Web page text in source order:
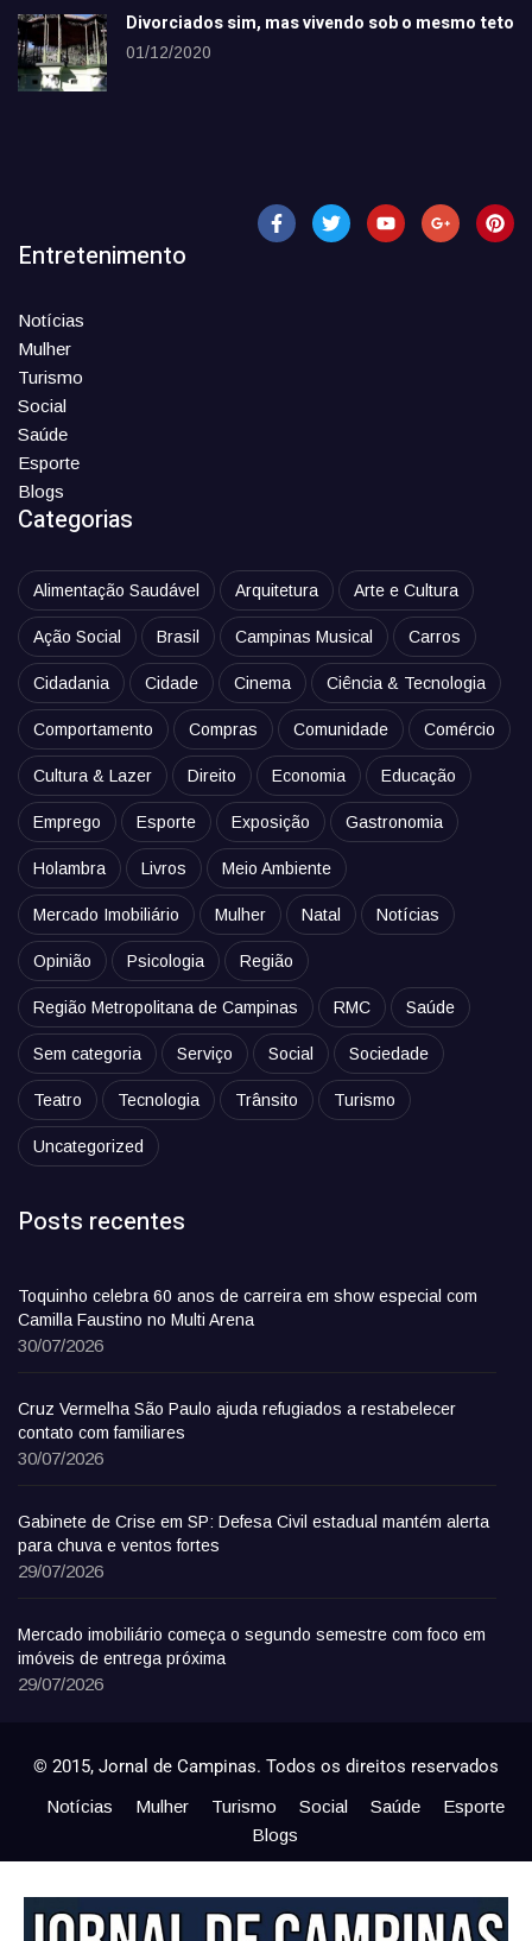
Divorciados sim, mas vivendo sob o mesmo teto
01/12/2020
Entretenimento
Notícias
Mulher
Turismo
Social
Saúde
Esporte
Blogs
Categorias
Alimentação Saudável Arquitetura Arte e Cultura
Ação Social Brasil Campinas Musical Carros
Cidadania Cidade Cinema Ciência & Tecnologia
Comportamento Compras Comunidade Comércio
Cultura & Lazer Direito Economia Educação
Emprego Esporte Exposição Gastronomia
Holambra Livros Meio Ambiente
Mercado Imobiliário Mulher Natal Notícias
Opinião Psicologia Região
Região Metropolitana de Campinas RMC Saúde
Sem categoria Serviço Social Sociedade
Teatro Tecnologia Trânsito Turismo
Uncategorized
Posts recentes
Toquinho celebra 60 anos de carreira em show especial com
Camilla Faustino no Multi Arena
30/07/2026
Cruz Vermelha São Paulo ajuda refugiados a restabelecer
contato com familiares
30/07/2026
Gabinete de Crise em SP: Defesa Civil estadual mantém alerta
para chuva e ventos fortes
29/07/2026
Mercado imobiliário começa o segundo semestre com foco em
imóveis de entrega próxima
29/07/2026
© 2015, Jornal de Campinas. Todos os direitos reservados
Notícias Mulher Turismo Social Saúde
Esporte
Blogs